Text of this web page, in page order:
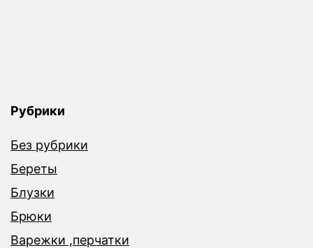
Рубрики
Без рубрики
Береты
Блузки
Брюки
Варежки ,перчатки